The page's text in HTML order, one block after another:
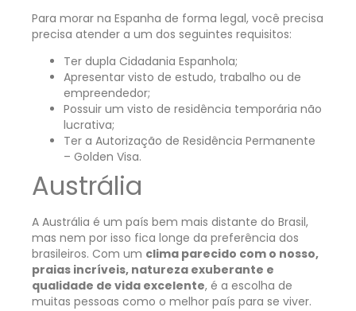
Para morar na Espanha de forma legal, você precisa
precisa atender a um dos seguintes requisitos:
Ter dupla Cidadania Espanhola;
Apresentar visto de estudo, trabalho ou de
empreendedor;
Possuir um visto de residência temporária não
lucrativa;
Ter a Autorização de Residência Permanente
– Golden Visa.
Austrália
A Austrália é um país bem mais distante do Brasil,
mas nem por isso fica longe da preferência dos
brasileiros. Com um clima parecido com o nosso,
praias incríveis, natureza exuberante e
qualidade de vida excelente, é a escolha de
muitas pessoas como o melhor país para se viver.